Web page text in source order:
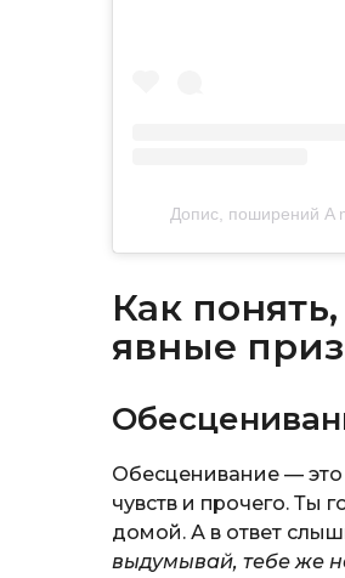
Допис, поширений A
Как
явные
Обесценивание —
чувств и прочего. Ты
домой. А в ответ
выдумывай, тебе же